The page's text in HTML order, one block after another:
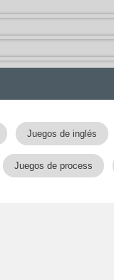
Juegos de inglés
Juegos de process